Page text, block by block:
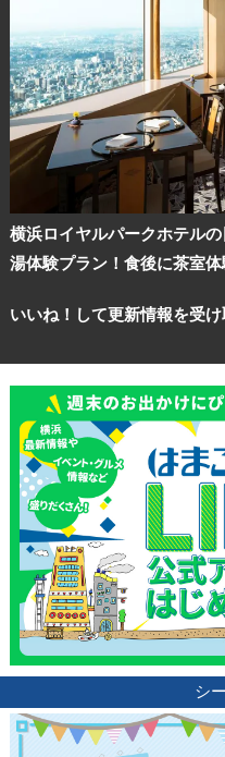
横浜ロイヤルパークホテル
湯体験プラン！食後に茶室体
いいね！して更新情報を受け
シ